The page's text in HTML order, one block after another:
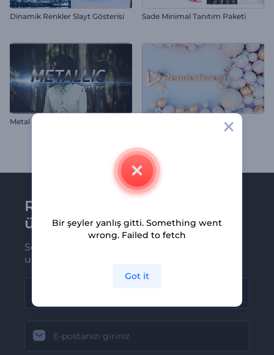
Dinamik Renkler Slayt Gösterisi Sade Minimal Tanıtım Paketi
Metal Başlıklar Neşeli Noel Giriş Videosu
Renderforest bültenine
üye olun
Son haber ve tekliflerimiz ilk olarak size
ulaşsın
Bir şeyler yanlış gitti. Something went
wrong. Failed to fetch
Got it